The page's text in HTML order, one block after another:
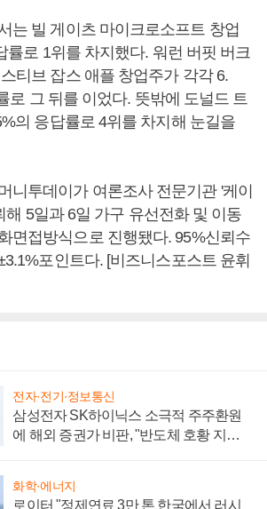
는 빌 게이츠 마이크로소프트 창업
률로 1위를 차지했다. 워런 버핏 버크
티브 잡스 애플 창업주가 각각 6.
로 그 뒤를 이었다. 뜻밖에 도널드 트
의 응답률로 4위를 차지해 눈길을
니투데이가 여론조사 전문기관 '케이
해 5일과 6일 가구 유선전화 및 이동
면접방식으로 진행됐다. 95%신뢰수
포인트다. [비즈니스포스트 윤휘
전자·전기·정보통신
삼성전자 SK하이닉스 소극적 주주환원
에 해외 증권가 비판, "반도체 호황 지속
화학·에너지
로이터 "정제연료 3만 톤 한국에서 러시